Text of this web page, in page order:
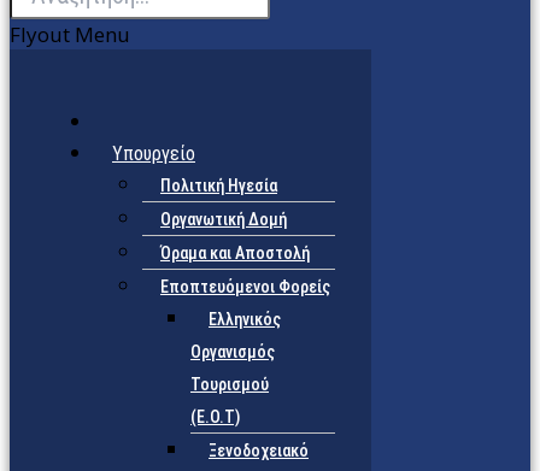
Flyout Menu
Υπουργείο
Πολιτική Ηγεσία
Οργανωτική Δομή
Όραμα και Αποστολή
Εποπτευόμενοι Φορείς
Eλληνικός
Οργανισμός
Τουρισμού
(Ε.Ο.Τ)
Ξενοδοχειακό